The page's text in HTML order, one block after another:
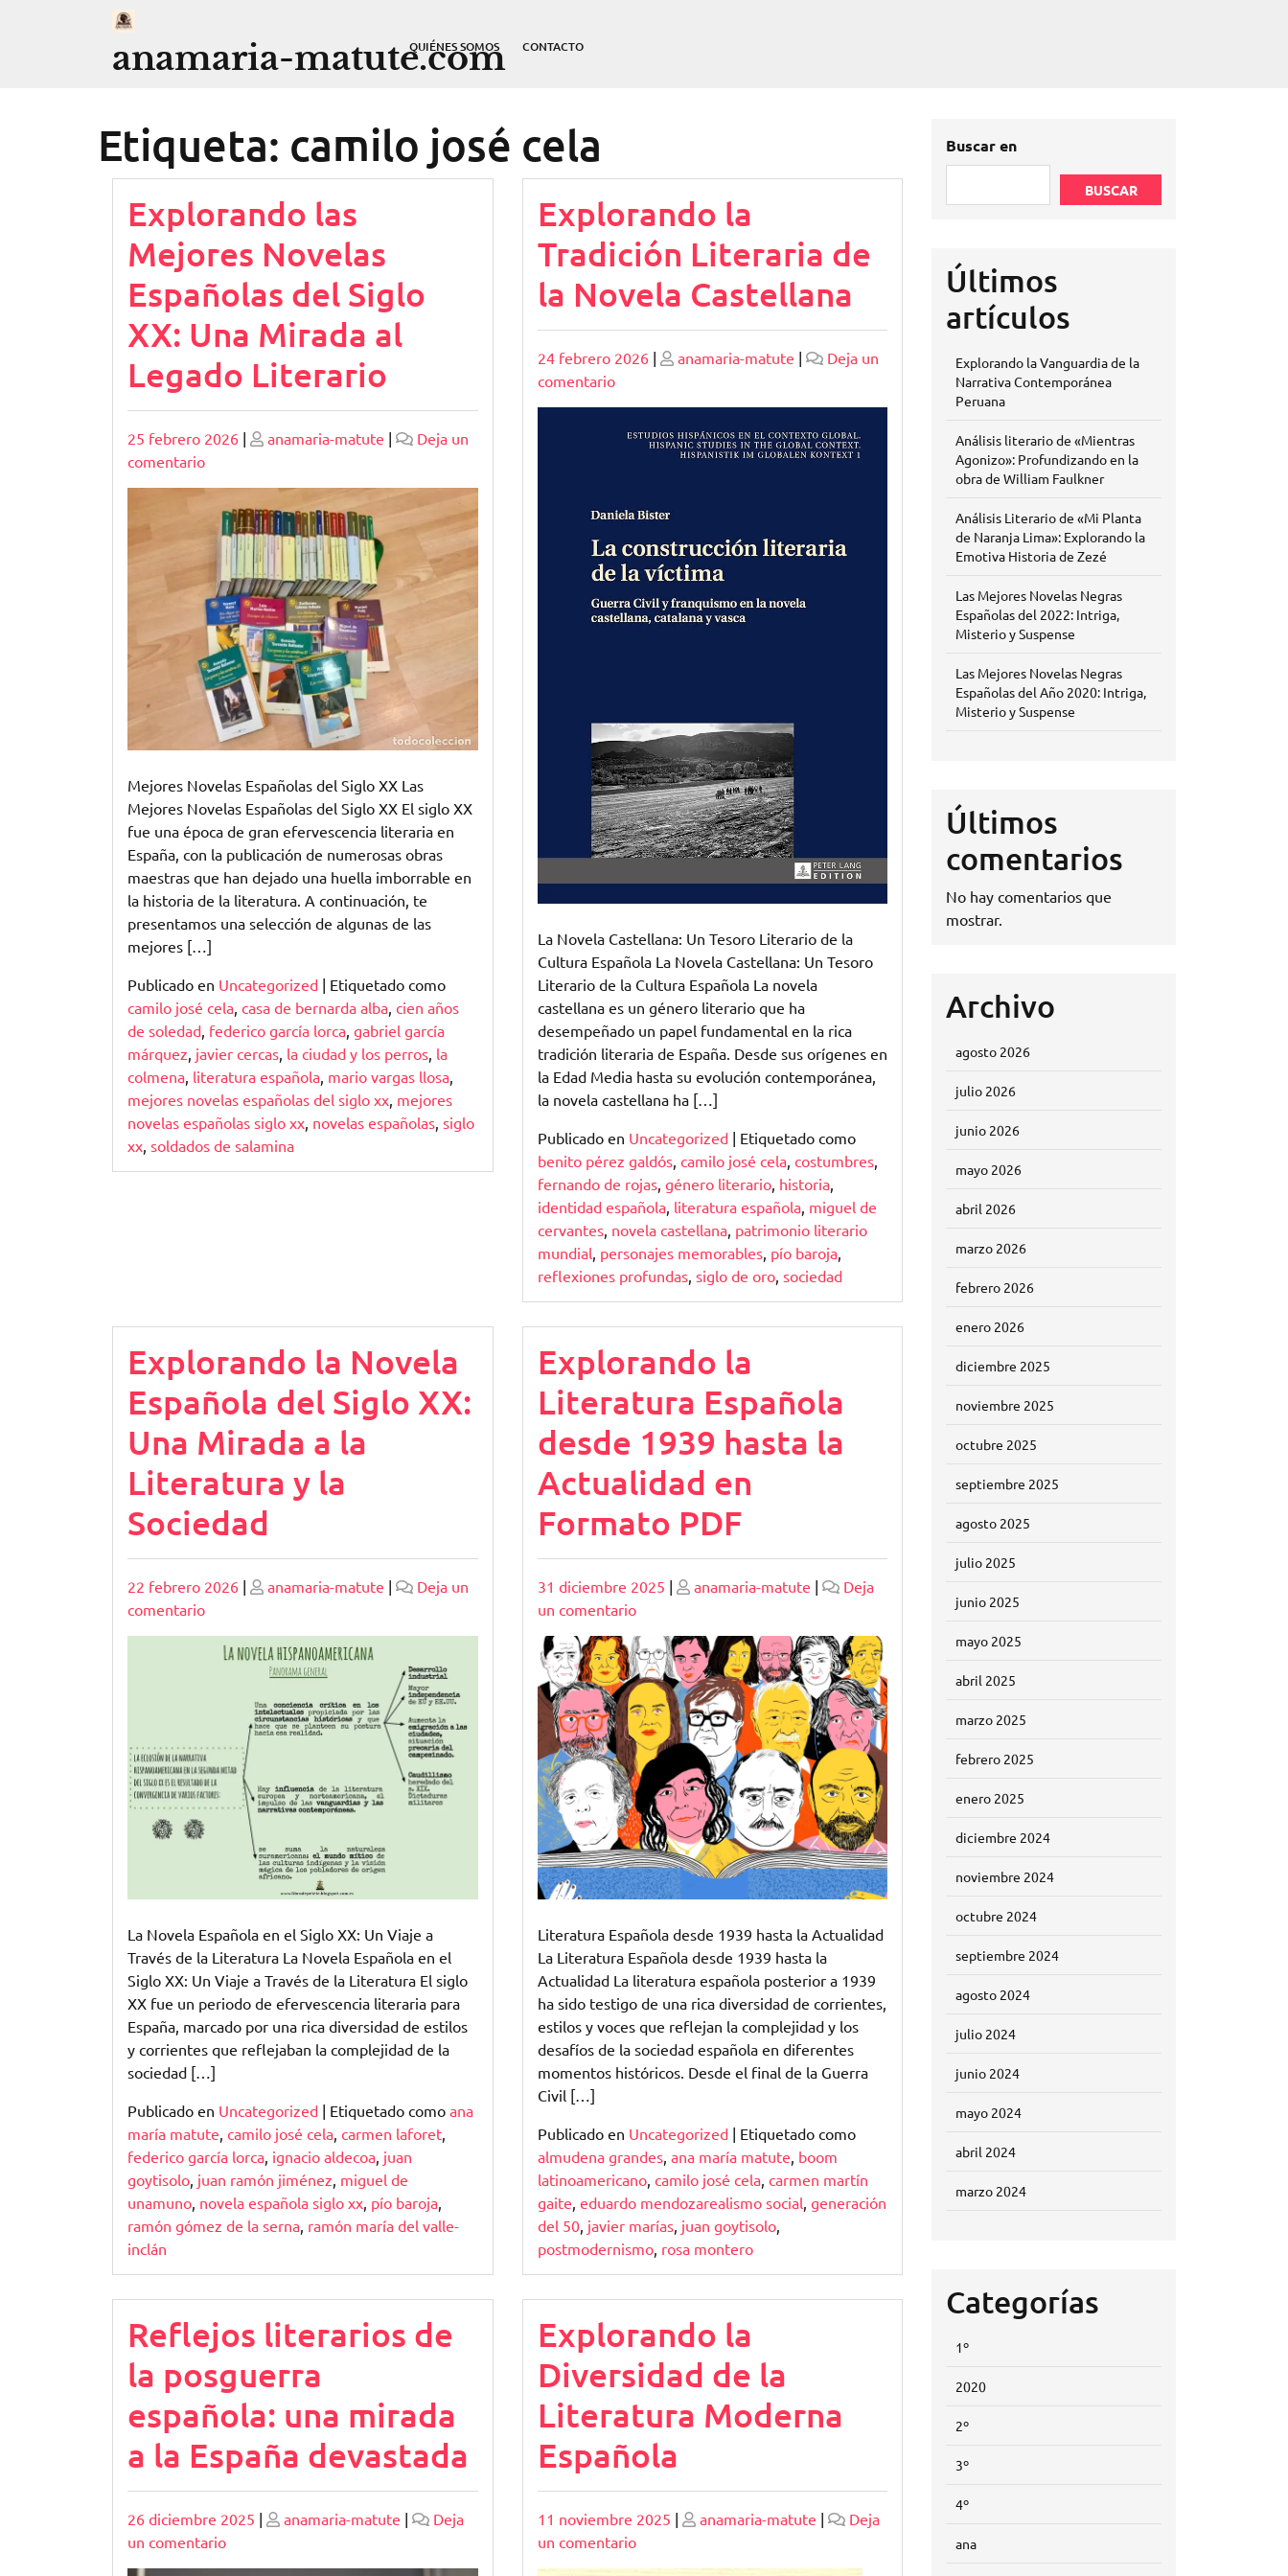
anamaria-matute.com
QUIÉNES SOMOS CONTACTO
Etiqueta: camilo josé cela
Explorando las
Mejores Novelas
Españolas del Siglo
XX: Una Mirada al
Legado Literario
Publicado
25 febrero 2026 | Publicado
anamaria-matute |
Deja un
comentarioen
Explorando
las
Mejores
Novelas
Españolas
del
Siglo
XX:
Una
Mirada
al
Legado
Mejores Novelas Españolas del Siglo XX Las
Mejores Novelas Españolas del Siglo XX El siglo XX
fue una época de gran efervescencia literaria en
España, con la publicación de numerosas obras
maestras que han dejado una huella imborrable en
la historia de la literatura. A continuación, te
presentamos una selección de algunas de las
mejores […]
Publicado en Uncategorized | Etiquetado como
camilo josé cela, casa de bernarda alba, cien años
de soledad, federico garcía lorca, gabriel garcía
márquez, javier cercas, la ciudad y los perros, la
colmena, literatura española, mario vargas llosa,
mejores novelas españolas del siglo xx, mejores
novelas españolas siglo xx, novelas españolas, siglo
xx, soldados de salamina
Explorando la
Tradición Literaria de
la Novela Castellana
Publicado
24 febrero 2026| Publicado
anamaria-matute |
Deja un
comentarioen
Explorando
Tradición
la
Novela
Castellana
La Novela Castellana: Un Tesoro Literario de la
Cultura Española La Novela Castellana: Un Tesoro
Literario de la Cultura Española La novela
castellana es un género literario que ha
desempeñado un papel fundamental en la rica
tradición literaria de España. Desde sus orígenes en
la Edad Media hasta su evolución contemporánea,
la novela castellana ha […]
Publicado en Uncategorized| Etiquetado como
benito pérez galdós, camilo josé cela, costumbres,
fernando de rojas, género literario, historia,
identidad española, literatura española, miguel de
cervantes, novela castellana, patrimonio literario
mundial, personajes memorables, pío baroja,
reflexiones profundas, siglo de oro, sociedad
Explorando la Novela
Española del Siglo XX:
Una Mirada a la
Literatura y la
Sociedad
Publicado
22 febrero 2026 | Publicado
anamaria-matute |
Deja un
comentarioen
Explorando
Española
Siglo
XX:
Una
Mirada
Literatura
la
Sociedad
La Novela Española en el Siglo XX: Un Viaje a
Través de la Literatura La Novela Española en el
Siglo XX: Un Viaje a Través de la Literatura El siglo
XX fue un periodo de efervescencia literaria para
España, marcado por una rica diversidad de estilos
y corrientes que reflejaban la complejidad de la
sociedad […]
Publicado en Uncategorized | Etiquetado como ana
maría matute camilo josé cela carmen laforet
federico garcía lorca ignacio aldecoa juan
goytisolo juan ramón jiménez miguel de
unamuno novela española siglo xx pío baroja
ramón gómez de la serna ramón maría del valle-
inclán
Explorando la
Literatura Española
desde 1939 hasta la
Actualidad en
Formato PDF
Publicado
31 diciembre 2025 | Publicado
anamaria-matute |
Deja
un comentarioen
Explorando
la
Literatura
Española
desde
1939
hasta
la
Actualidad
en
Formato
PDF
Literatura Española desde 1939 hasta la Actualidad
La Literatura Española desde 1939 hasta la
Actualidad La literatura española posterior a 1939
ha sido testigo de una rica diversidad de corrientes,
estilos y voces que reflejan la complejidad y los
desafíos de la sociedad española en diferentes
momentos históricos. Desde el final de la Guerra
Civil […]
Publicado en Uncategorized| Etiquetado como
almudena grandes, ana maría matute boom
latinoamericano, camilo josé cela, carmen martín
gaite eduardo mendozarealismo social generación
del 50, javier marías, juan goytisolo,
postmodernismo, rosa montero
Reflejos literarios de
la posguerra
española: una mirada
a la España devastada
Publicado
26 diciembre 2025 | Publicado
anamaria-matute |
Deja
un comentarioen
Explorando la
Diversidad de la
Literatura Moderna
Española
Publicado
11 noviembre 2025 | Publicado
anamaria-matute |
Deja
un comentarioen
Buscar en
BUSCAR
Últimos
artículos
Explorando la Vanguardia de la
Narrativa Contemporánea
Peruana
Análisis literario de «Mientras
Agonizo»: Profundizando en la
obra de William Faulkner
Análisis Literario de «Mi Planta
de Naranja Lima»: Explorando la
Emotiva Historia de Zezé
Las Mejores Novelas Negras
Españolas del 2022: Intriga,
Misterio y Suspense
Las Mejores Novelas Negras
Españolas del Año 2020: Intriga,
Misterio y Suspense
Últimos
comentarios
No hay comentarios que
mostrar.
Archivo
agosto 2026
julio 2026
junio 2026
mayo 2026
abril 2026
marzo 2026
febrero 2026
enero 2026
diciembre 2025
noviembre 2025
octubre 2025
septiembre 2025
agosto 2025
julio 2025
junio 2025
mayo 2025
abril 2025
marzo 2025
febrero 2025
enero 2025
diciembre 2024
noviembre 2024
octubre 2024
septiembre 2024
agosto 2024
julio 2024
junio 2024
mayo 2024
abril 2024
marzo 2024
Categorías
1º
2020
2º
3º
4º
ana